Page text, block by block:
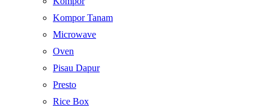
Kompor Tanam
Microwave
Oven
Pisau Dapur
Presto
Rice Box